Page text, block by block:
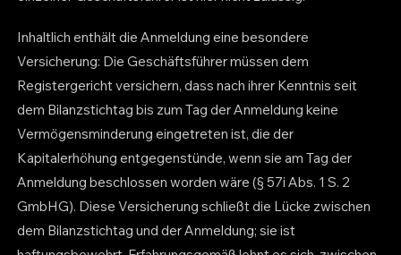
Inhaltlich enthält die Anmeldung eine besondere
Versicherung: Die Geschäftsführer müssen dem
Registergericht versichern, dass nach ihrer Kenntnis seit
dem Bilanzstichtag bis zum Tag der Anmeldung keine
Vermögensminderung eingetreten ist, die der
Kapitalerhöhung entgegenstünde, wenn sie am Tag der
Anmeldung beschlossen worden wäre (§ 57i Abs. 1 S. 2
GmbHG). Diese Versicherung schließt die Lücke zwischen
dem Bilanzstichtag und der Anmeldung; sie ist